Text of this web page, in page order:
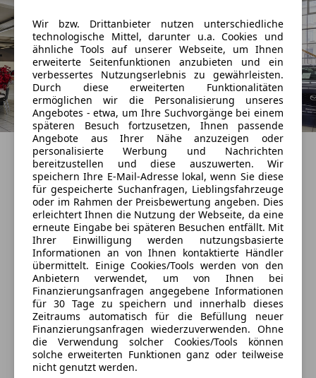
*Head-up-Display mit Windschutzscheibenprojektion
*Motor Start/Stop-Knopf
*Spurwechsel-Assistent (BSM) mit Ausparkhilfe
(RCTA)
*Schaltwippen
*Berganfahr-Assistent (Hill Hold Assist - HHA)
*LED - Tagfahrlicht
*Zentralverriegelung inkl. Funkfernbedienung
*Dynamische Stabilitätskontrolle (DSC)
*Antiblockiersystem (ABS) mit elektronischer
Bremskraftverteilung (EBD) und Bremsassistent (EBA)
Showroom
Geöffnet
Schließt um 18:00
Wiedner Gürtel 3a,
1040 Wien, AT
Kontakt
Anbieter kontaktieren
Deine Nachricht
Wir bzw. Drittanbieter nutzen unterschiedliche
technologische Mittel, darunter u.a. Cookies und
ähnliche Tools auf unserer Webseite, um Ihnen
erweiterte Seitenfunktionen anzubieten und ein
verbessertes Nutzungserlebnis zu gewährleisten.
Durch diese erweiterten Funktionalitäten
ermöglichen wir die Personalisierung unseres
Angebotes - etwa, um Ihre Suchvorgänge bei einem
späteren Besuch fortzusetzen, Ihnen passende
Angebote aus Ihrer Nähe anzuzeigen oder
personalisierte Werbung und Nachrichten
bereitzustellen und diese auszuwerten. Wir
speichern Ihre E-Mail-Adresse lokal, wenn Sie diese
für gespeicherte Suchanfragen, Lieblingsfahrzeuge
oder im Rahmen der Preisbewertung angeben. Dies
erleichtert Ihnen die Nutzung der Webseite, da eine
erneute Eingabe bei späteren Besuchen entfällt. Mit
Ihrer Einwilligung werden nutzungsbasierte
Informationen an von Ihnen kontaktierte Händler
übermittelt. Einige Cookies/Tools werden von den
Anbietern verwendet, um von Ihnen bei
Finanzierungsanfragen angegebene Informationen
für 30 Tage zu speichern und innerhalb dieses
Zeitraums automatisch für die Befüllung neuer
Finanzierungsanfragen wiederzuverwenden. Ohne
die Verwendung solcher Cookies/Tools können
solche erweiterten Funktionen ganz oder teilweise
nicht genutzt werden.